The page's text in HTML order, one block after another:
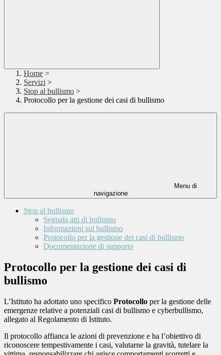
Home >
Servizi >
Stop al bullismo >
Protocollo per la gestione dei casi di bullismo
Menu di
navigazione
Stop al bullismo
Segnala atti di bullismo
Informazioni sul bullismo
Protocollo per la gestione dei casi di bullismo
Documentazione di supporto
Protocollo per la gestione dei casi di
bullismo
L’Istituto ha adottato uno specifico Protocollo per la gestione delle
emergenze relative a potenziali casi di bullismo e cyberbullismo,
allegato al Regolamento di Istituto.
Il protocollo affianca le azioni di prevenzione e ha l’obiettivo di
riconoscere tempestivamente i casi, valutarne la gravità, tutelare la